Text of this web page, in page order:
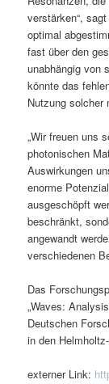
verstärken“,
optimal
fast über den
unabhängig von
könnte das
Nutzung solcher
„Wir freuen uns
photonischen
Auswirkungen
enorme
ausgeschöpft
beschränkt,
angewandt
verschiedenen
Das
„Waves:
Deutschen
in den
externer Link: